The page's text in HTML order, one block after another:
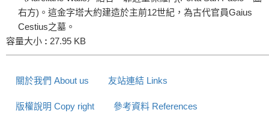
右方)。這金字塔大約建造於主前12世紀，為古代官員Gaius
Cestius之墓。
容量大小 : 27.95 KB
關於我們 About us 友站連結 Links
版權說明 Copy right 參考資料 References